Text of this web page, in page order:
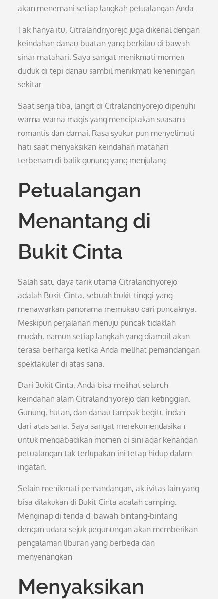
akan menemani setiap langkah petualangan Anda.
Tak hanya itu, Citralandriyorejo juga dikenal dengan
keindahan danau buatan yang berkilau di bawah
sinar matahari. Saya sangat menikmati momen
duduk di tepi danau sambil menikmati keheningan
sekitar.
Saat senja tiba, langit di Citralandriyorejo dipenuhi
warna-warna magis yang menciptakan suasana
romantis dan damai. Rasa syukur pun menyelimuti
hati saat menyaksikan keindahan matahari
terbenam di balik gunung yang menjulang.
Petualangan
Menantang di
Bukit Cinta
Salah satu daya tarik utama Citralandriyorejo
adalah Bukit Cinta, sebuah bukit tinggi yang
menawarkan panorama memukau dari puncaknya.
Meskipun perjalanan menuju puncak tidaklah
mudah, namun setiap langkah yang diambil akan
terasa berharga ketika Anda melihat pemandangan
spektakuler di atas sana.
Dari Bukit Cinta, Anda bisa melihat seluruh
keindahan alam Citralandriyorejo dari ketinggian.
Gunung, hutan, dan danau tampak begitu indah
dari atas sana. Saya sangat merekomendasikan
untuk mengabadikan momen di sini agar kenangan
petualangan tak terlupakan ini tetap hidup dalam
ingatan.
Selain menikmati pemandangan, aktivitas lain yang
bisa dilakukan di Bukit Cinta adalah camping.
Menginap di tenda di bawah bintang-bintang
dengan udara sejuk pegunungan akan memberikan
pengalaman liburan yang berbeda dan
menyenangkan.
Menyaksikan